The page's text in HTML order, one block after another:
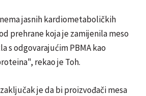
jasnih kardiometaboličkih
prehrane koja je zamijenila meso
s odgovarajućim PBMA kao
rekao je Toh.
je da bi proizvođači mesa